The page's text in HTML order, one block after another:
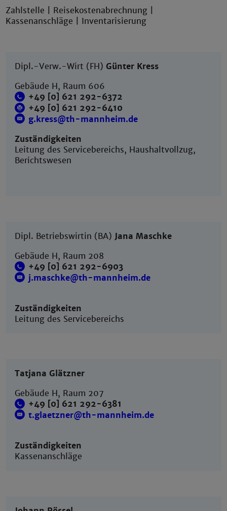
Zahlstelle | Reisekostenabrechnung |
Kassenanschläge | Inventarisierung
Dipl.-Verw.-Wirt (FH) Günter Kress
Gebäude H, Raum 606
+49 [0] 621 292-6372
+49 [0] 621 292-6410
g.kress@th-mannheim.de
Zuständigkeiten
Leitung des Servicebereichs, Haushaltvollzug,
Berichtswesen
Dipl. Betriebswirtin (BA) Jana Maschke
Gebäude H, Raum 208
+49 [0] 621 292-6903
j.maschke@th-mannheim.de
Zuständigkeiten
Leitung des Servicebereichs
Tatjana Glätzner
Gebäude H, Raum 207
+49 [0] 621 292-6381
t.glaetzner@th-mannheim.de
Zuständigkeiten
Kassenanschläge